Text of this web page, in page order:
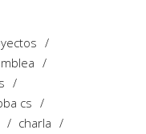
cs
charla